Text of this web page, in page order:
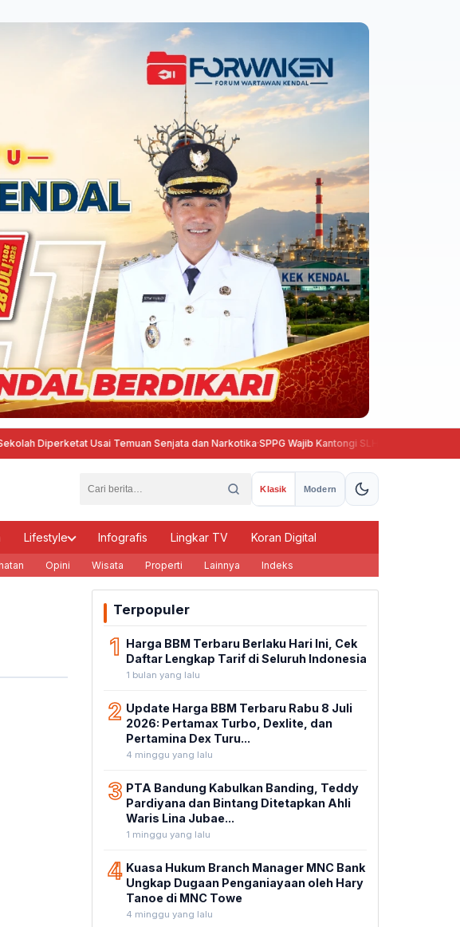
Diperketat Usai Temuan Senjata dan Narkotika·SPPG Wajib Kantongi SLHS, BGN Beri Tenggat
Klasik Modern
Lifestyle Infografis Lingkar TV Koran Digital
Opini Wisata Properti Lainnya Indeks
Terpopuler
1 Harga BBM Terbaru Berlaku Hari Ini, Cek
Daftar Lengkap Tarif di Seluruh Indonesia
1 bulan yang lalu
2 Update Harga BBM Terbaru Rabu 8 Juli
2026: Pertamax Turbo, Dexlite, dan
Pertamina Dex Turu...
4 minggu yang lalu
3 PTA Bandung Kabulkan Banding, Teddy
Pardiyana dan Bintang Ditetapkan Ahli
Waris Lina Jubae...
1 minggu yang lalu
4 Kuasa Hukum Branch Manager MNC Bank
Ungkap Dugaan Penganiayaan oleh Hary
Tanoe di MNC Towe
4 minggu yang lalu